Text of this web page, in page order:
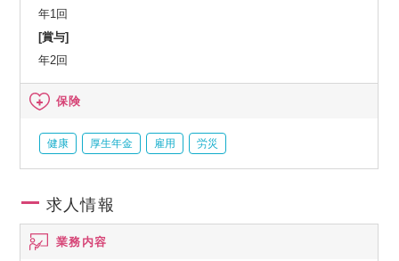
地、映画館、レストランが最大90％OFF・屋内禁煙
年1回
[賞与]
年2回
保険
健康 厚生年金 雇用 労災
求人情報
業務内容